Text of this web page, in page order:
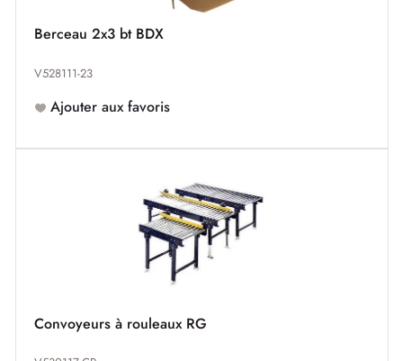
Berceau 2x3 bt BDX
V528111-23
Ajouter aux favoris
Convoyeurs à rouleaux RG